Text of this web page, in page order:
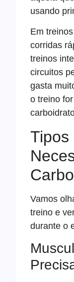
usando
Em
corridas
treinos
circuitos
gasta
o treino
Tipos
Vamos
treino e
durante o